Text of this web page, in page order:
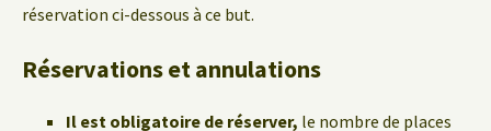
réservation ci-dessous à ce but.
Réservations et annulations
Il est obligatoire de réserver, le nombre de places